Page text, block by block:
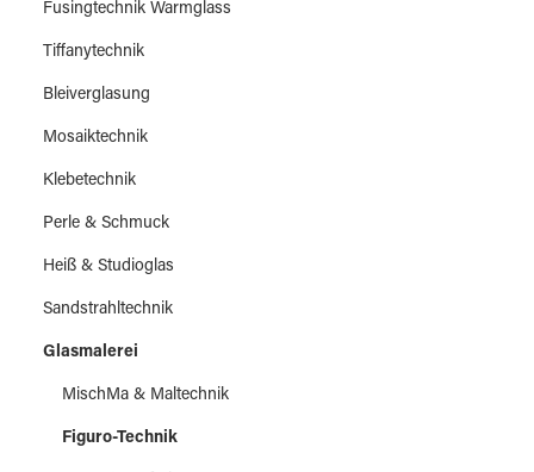
Fusingtechnik Warmglass
Tiffanytechnik
Bleiverglasung
Mosaiktechnik
Klebetechnik
Perle & Schmuck
Heiß & Studioglas
Sandstrahltechnik
Glasmalerei
MischMa & Maltechnik
Figuro-Technik